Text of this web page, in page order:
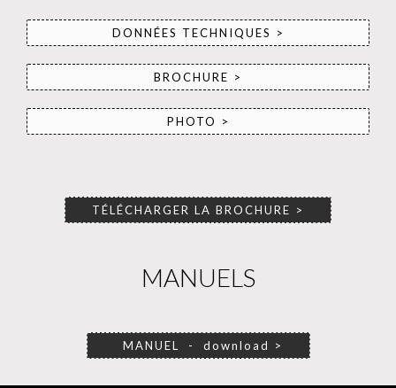
DONNÉES TECHNIQUES >
BROCHURE >
PHOTO >
TÉLÉCHARGER LA BROCHURE >
MANUELS
MANUEL - download >